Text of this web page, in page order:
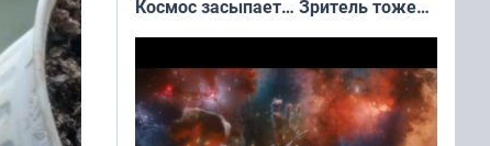
Космос засыпает… Зритель тоже…